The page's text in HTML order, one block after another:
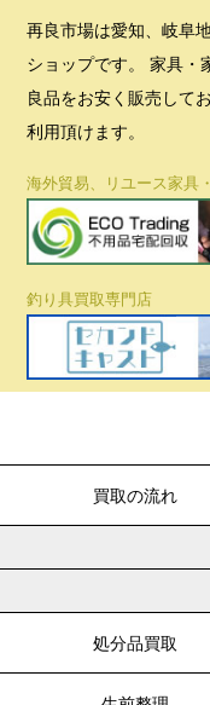
再良市場は愛知、岐阜
ショップです。 家具・
良品をお安く販売して
利用頂けます。
海外貿易、リユース家具
釣り具買取専門店
買取の流れ
処分品買取